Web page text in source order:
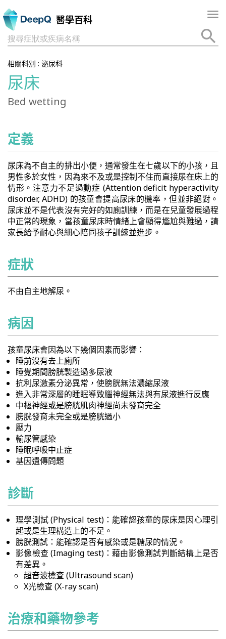
醫學百科
搜尋症狀或疾病名稱
相關科別 : 泌尿科
尿床
Bed wetting
定義
尿床為不自主的排出小便，通常發生在七歲以下的小孩，且
男性多於女性，因為來不及或是控制不住而直接尿在床上的
情形。注意力不足過動症 (Attention deficit hyperactivity
disorder, ADHD) 的孩童會提高尿床的機率，但並非絕對。
尿床並不是代表沒有完好的如廁訓練，而是在兒童發展過程
中正常的現象，當孩童尿床時情緒上會顯得尷尬與難過，請
家長給予耐心與細心陪同孩子訓練並進步。
症狀
不由自主地解尿。
病因
孩童尿床會因為以下幾個因素而影響：
睡前沒有去上廁所
睡覺期間膀胱製造過多尿液
抗利尿激素分泌異常，使膀胱無法濃縮尿液
進入非常深層的睡眠導致腦神經無法與有尿液進行反應
中樞神經或是膀胱肌肉神經尚未發育完全
膀胱發育未完全或是膀胱過小
壓力
輸尿管感染
睡眠呼吸中止症
基因遺傳問題
診斷
理學測試 (Physical test)：能確認孩童的尿床是因心理引
起或是生理構造上的不足。
膀胱測試：能確認是否有感染或是糖尿的情況。
影像檢查 (Imaging test)：藉由影像測試判斷結構上是否
有差異。
超音波檢查 (Ultrasound scan)
X光檢查 (X-ray scan)
治療和藥物參考